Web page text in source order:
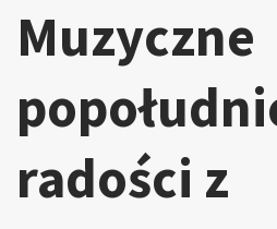
Muzyczne
radości z